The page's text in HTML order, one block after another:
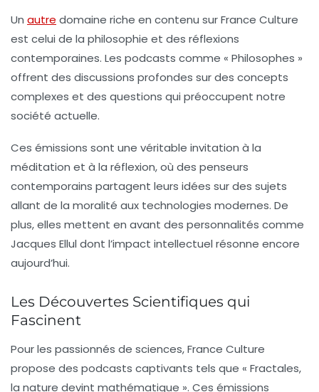
Un autre domaine riche en contenu sur France Culture
est celui de la philosophie et des réflexions
contemporaines. Les podcasts comme « Philosophes »
offrent des discussions profondes sur des concepts
complexes et des questions qui préoccupent notre
société actuelle.
Ces émissions sont une véritable invitation à la
méditation et à la réflexion, où des penseurs
contemporains partagent leurs idées sur des sujets
allant de la moralité aux technologies modernes. De
plus, elles mettent en avant des personnalités comme
Jacques Ellul dont l’impact intellectuel résonne encore
aujourd’hui.
Les Découvertes Scientifiques qui
Fascinent
Pour les passionnés de sciences, France Culture
propose des podcasts captivants tels que « Fractales,
la nature devint mathématique ». Ces émissions